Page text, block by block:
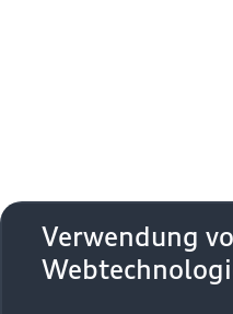
Modelle
Verwendung